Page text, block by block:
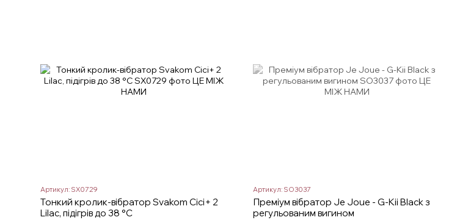
Артикул: SX0729
Тонкий кролик-вібратор Svakom Cici+ 2
Lilac, підігрів до 38 °C
Артикул: SO3037
Преміум вібратор Je Joue - G-Kii Black з
регульованим вигином